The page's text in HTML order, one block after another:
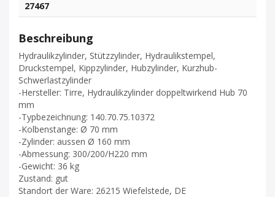
27467
Beschreibung
Hydraulikzylinder, Stützzylinder, Hydraulikstempel,
Druckstempel, Kippzylinder, Hubzylinder, Kurzhub-
Schwerlastzylinder
-Hersteller: Tirre, Hydraulikzylinder doppeltwirkend Hub 70
mm
-Typbezeichnung: 140.70.75.10372
-Kolbenstange: Ø 70 mm
-Zylinder: aussen Ø 160 mm
-Abmessung: 300/200/H220 mm
-Gewicht: 36 kg
Zustand: gut
Standort der Ware: 26215 Wiefelstede, DE